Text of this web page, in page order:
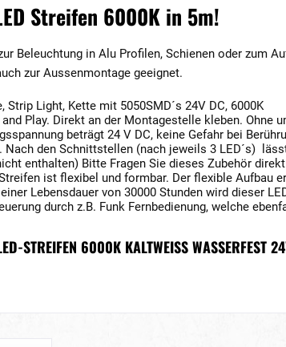
Streifen 6000K in 5m!
Beleuchtung in Alu Profilen, Schienen oder zum
zur Aussenmontage geeignet.
Strip Light, Kette mit 5050SMD´s 24V DC, 6000K
Play. Direkt an der Montagestelle kleben. Ohne
beträgt 24 V DC, keine Gefahr bei
Nach den Schnittstellen (nach jeweils 3 LED´s)
enthalten) Bitte Fragen Sie dieses Zubehör
ist flexibel und formbar. Der flexible Aufbau
Lebensdauer von 30000 Stunden wird dieser
durch z.B. Funk Fernbedienung, welche
STREIFEN 6000K KALTWEISS WASSERFEST